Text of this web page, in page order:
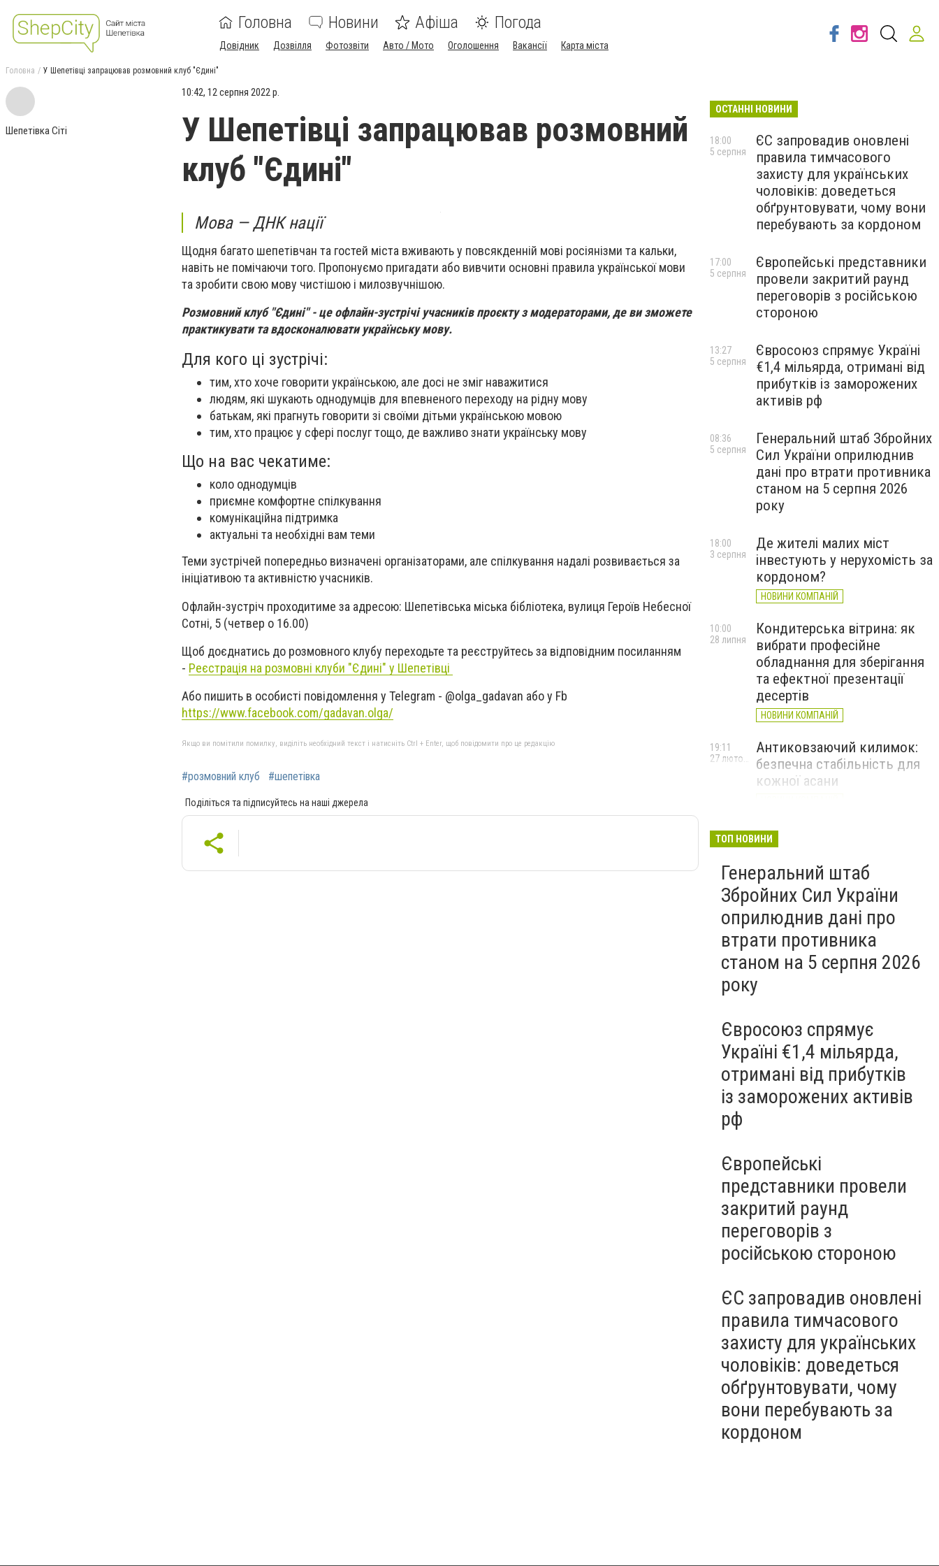
Головна Новини Афіша Погода
Довідник Дозвілля Фотозвіти Авто / Мото Оголошення Вакансії Карта міста
Головна У Шепетівці запрацював розмовний клуб "Єдині"
Шепетівка Сіті
10:42, 12 серпня 2022 р.
У Шепетівці запрацював розмовний
клуб "Єдині"
Мова — ДНК нації
Щодня багато шепетівчан та гостей міста вживають у повсякденній мові росіянізми та кальки,
навіть не помічаючи того. Пропонуємо пригадати або вивчити основні правила української мови
та зробити свою мову чистішою і милозвучнішою.
Розмовний клуб "Єдині" - це офлайн-зустрічі учасників проєкту з модераторами, де ви зможете
практикувати та вдосконалювати українську мову.
Для кого ці зустрічі:
тим, хто хоче говорити українською, але досі не зміг наважитися
людям, які шукають однодумців для впевненого переходу на рідну мову
батькам, які прагнуть говорити зі своїми дітьми українською мовою
тим, хто працює у сфері послуг тощо, де важливо знати українську мову
Що на вас чекатиме:
коло однодумців
приємне комфортне спілкування
комунікаційна підтримка
актуальні та необхідні вам теми
Теми зустрічей попередньо визначені організаторами, але спілкування надалі розвивається за
ініціативою та активністю учасників.
Офлайн-зустріч проходитиме за адресою: Шепетівська міська бібліотека, вулиця Героїв Небесної
Сотні, 5 (четвер о 16.00)
Щоб доєднатись до розмовного клубу переходьте та реєструйтесь за відповідним посиланням
- Реєстрація на розмовні клуби "Єдині" у Шепетівці
Або пишить в особисті повідомлення у Telegram - @olga_gadavan або у Fb
https://www.facebook.com/gadavan.olga/
Якщо ви помітили помилку, виділіть необхідний текст і натисніть Ctrl + Enter, щоб повідомити про це редакцію
#розмовний клуб #шепетівка
Поділіться та підписуйтесь на наші джерела
ОСТАННІ НОВИНИ
ЄС запровадив оновлені
правила тимчасового
захисту для українських
чоловіків: доведеться
обґрунтовувати, чому вони
перебувають за кордоном
18:00
5 серпня
Європейські представники
провели закритий раунд
переговорів з російською
стороною
17:00
5 серпня
Євросоюз спрямує Україні
€1,4 мільярда, отримані від
прибутків із заморожених
активів рф
13:27
5 серпня
Генеральний штаб Збройних
Сил України оприлюднив
дані про втрати противника
станом на 5 серпня 2026
року
08:36
5 серпня
Де жителі малих міст
інвестують у нерухомість за
кордоном?
НОВИНИ КОМПАНІЙ
18:00
3 серпня
Кондитерська вітрина: як
вибрати професійне
обладнання для зберігання
та ефектної презентації
десертів
НОВИНИ КОМПАНІЙ
10:00
28 липня
Антиковзаючий килимок:
безпечна стабільність для
кожної асани
19:11
Велика Британія оголосила
про новий пакет військової
та гуманітарної допомоги
Україні
17:20
24 лютого
ТОП НОВИНИ
Генеральний штаб
Збройних Сил України
оприлюднив дані про
втрати противника
станом на 5 серпня 2026
року
Євросоюз спрямує
Україні €1,4 мільярда,
отримані від прибутків
із заморожених активів
рф
Європейські
представники провели
закритий раунд
переговорів з
російською стороною
ЄС запровадив оновлені
правила тимчасового
захисту для українських
чоловіків: доведеться
обґрунтовувати, чому
вони перебувають за
кордоном